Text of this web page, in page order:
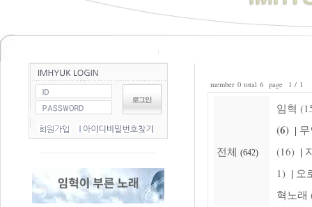
member 0 total 6 page 1 / 1
전체 (642)
임혁
(6) |
(16) |
1) | 오
혁노래